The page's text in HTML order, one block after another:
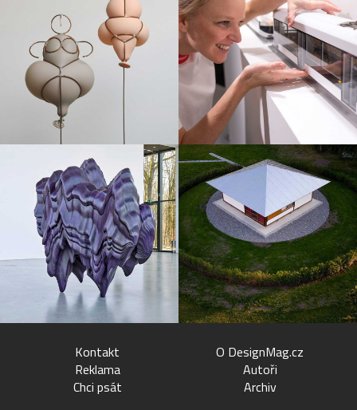
Kontakt
Reklama
Chci psát
O DesignMag.cz
Autoři
Archiv